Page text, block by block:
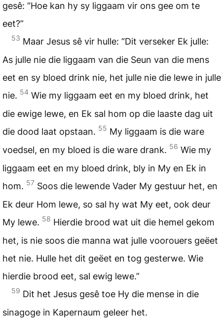
gesê: “Hoe kan hy sy liggaam vir ons gee om te
eet?”
53 Maar Jesus sê vir hulle: “Dit verseker Ek julle:
As julle nie die liggaam van die Seun van die mens
eet en sy bloed drink nie, het julle nie die lewe in julle
nie. 54 Wie my liggaam eet en my bloed drink, het
die ewige lewe, en Ek sal hom op die laaste dag uit
die dood laat opstaan. 55 My liggaam is die ware
voedsel, en my bloed is die ware drank. 56 Wie my
liggaam eet en my bloed drink, bly in My en Ek in
hom. 57 Soos die lewende Vader My gestuur het, en
Ek deur Hom lewe, so sal hy wat My eet, ook deur
My lewe. 58 Hierdie brood wat uit die hemel gekom
het, is nie soos die manna wat julle voorouers geëet
het nie. Hulle het dit geëet en tog gesterwe. Wie
hierdie brood eet, sal ewig lewe.”
59 Dit het Jesus gesê toe Hy die mense in die
sinagoge in Kapernaum geleer het.